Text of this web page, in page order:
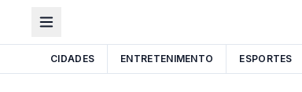
CIDADES ENTRETENIMENTO ESPORTES